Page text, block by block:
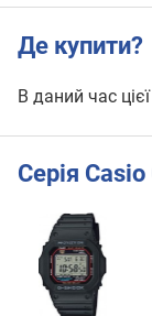
Де купити?
В даний час
Серія